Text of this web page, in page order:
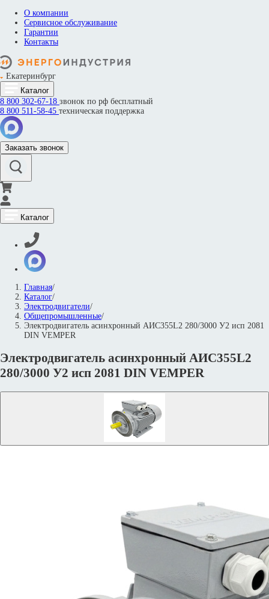
О компании
Сервисное обслуживание
Гарантии
Контакты
Екатеринбург
Каталог
8 800 302-67-18 звонок по рф бесплатный
8 800 511-58-45 техническая поддержка
Заказать звонок
Каталог
Главная/
Каталог/
Электродвигатели/
Общепромышленные/
Электродвигатель асинхронный АИС355L2 280/3000 У2 исп 2081
DIN VEMPER
Электродвигатель асинхронный АИС355L2
280/3000 У2 исп 2081 DIN VEMPER